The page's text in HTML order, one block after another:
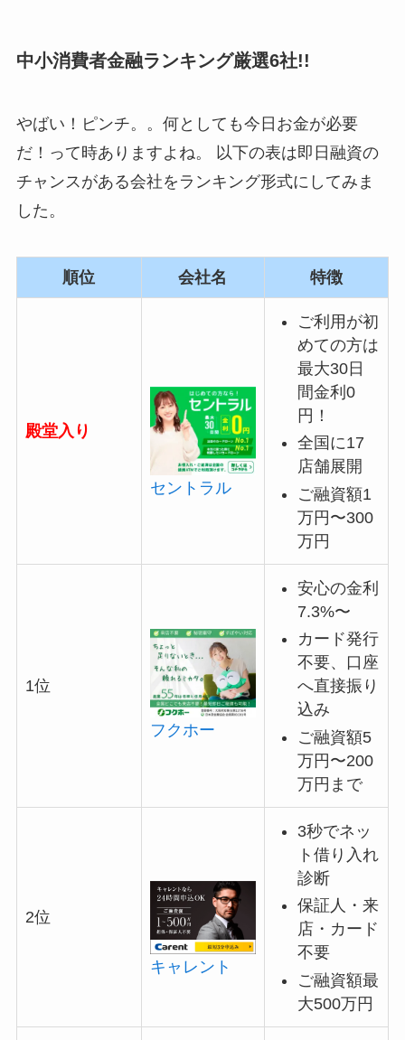
中小消費者金融ランキング厳選6社!!
やばい！ピンチ。。何としても今日お金が必要
だ！って時ありますよね。 以下の表は即日融資の
チャンスがある会社をランキング形式にしてみま
した。
順位 会社名 特徴
殿堂入り
セントラル
ご利用が初
めての方は
最大30日
間金利0
円！
全国に17
店舗展開
ご融資額1
万円〜300
万円
1位
フクホー
安心の金利
7.3%〜
カード発行
不要、口座
へ直接振り
込み
ご融資額5
万円〜200
万円まで
2位
キャレント
3秒でネッ
ト借り入れ
診断
保証人・来
店・カード
不要
ご融資額最
大500万円